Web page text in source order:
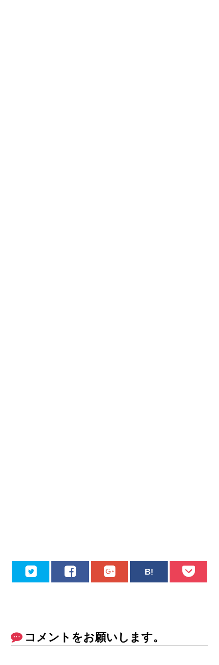
コメントをお願いします。